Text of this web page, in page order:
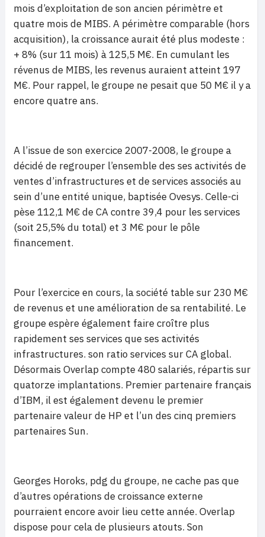
mois d’exploitation de son ancien périmètre et
quatre mois de MIBS. A périmètre comparable (hors
acquisition), la croissance aurait été plus modeste :
+ 8% (sur 11 mois) à 125,5 M€. En cumulant les
révenus de MIBS, les revenus auraient atteint 197
M€. Pour rappel, le groupe ne pesait que 50 M€ il y a
encore quatre ans.
A l’issue de son exercice 2007-2008, le groupe a
décidé de regrouper l’ensemble des ses activités de
ventes d’infrastructures et de services associés au
sein d’une entité unique, baptisée Ovesys. Celle-ci
pèse 112,1 M€ de CA contre 39,4 pour les services
(soit 25,5% du total) et 3 M€ pour le pôle
financement.
Pour l’exercice en cours, la société table sur 230 M€
de revenus et une amélioration de sa rentabilité. Le
groupe espère également faire croître plus
rapidement ses services que ses activités
infrastructures. son ratio services sur CA global.
Désormais Overlap compte 480 salariés, répartis sur
quatorze implantations. Premier partenaire français
d’IBM, il est également devenu le premier
partenaire valeur de HP et l’un des cinq premiers
partenaires Sun.
Georges Horoks, pdg du groupe, ne cache pas que
d’autres opérations de croissance externe
pourraient encore avoir lieu cette année. Overlap
dispose pour cela de plusieurs atouts. Son